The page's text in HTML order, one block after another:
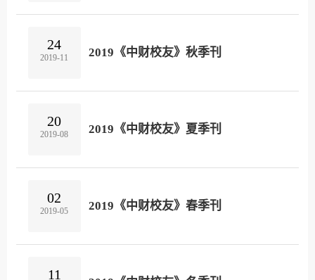
24
2019-11 2019《中财校友》秋季刊
20
2019-08 2019《中财校友》夏季刊
02
2019-05 2019《中财校友》春季刊
11